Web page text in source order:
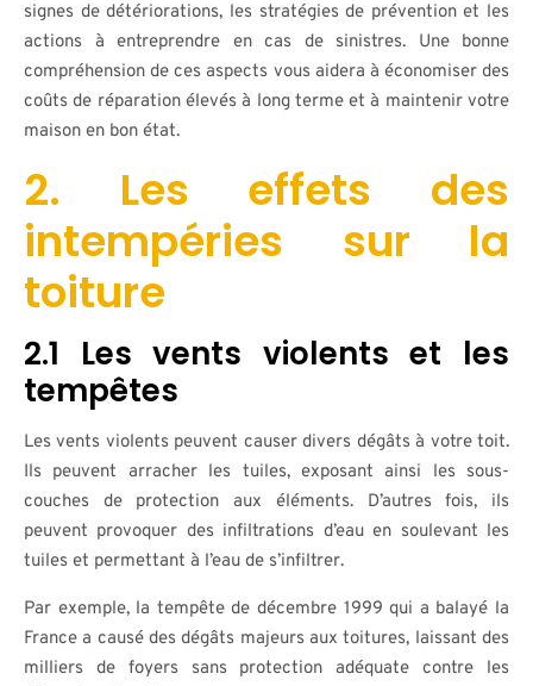
signes de détériorations, les stratégies de prévention et les
actions à entreprendre en cas de sinistres. Une bonne
compréhension de ces aspects vous aidera à économiser des
coûts de réparation élevés à long terme et à maintenir votre
maison en bon état.
2. Les effets des
intempéries sur la
toiture
2.1 Les vents violents et les
tempêtes
Les vents violents peuvent causer divers dégâts à votre toit.
Ils peuvent arracher les tuiles, exposant ainsi les sous-
couches de protection aux éléments. D’autres fois, ils
peuvent provoquer des infiltrations d’eau en soulevant les
tuiles et permettant à l’eau de s’infiltrer.
Par exemple, la tempête de décembre 1999 qui a balayé la
France a causé des dégâts majeurs aux toitures, laissant des
milliers de foyers sans protection adéquate contre les